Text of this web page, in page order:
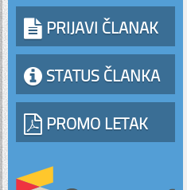
PRIJAVI ČLANAK
STATUS ČLANKA
PROMO LETAK